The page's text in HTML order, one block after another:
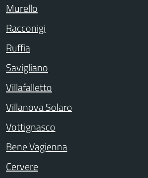
Murello
Racconigi
Ruffia
Savigliano
Villafalletto
Villanova Solaro
Vottignasco
Bene Vagienna
Cervere